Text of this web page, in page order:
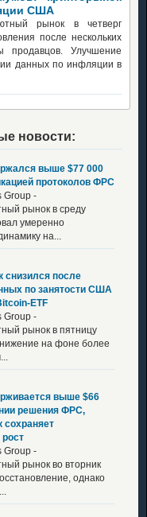
США
рынок в четверг
после нескольких
продавцов. Улучшение
данных по инфляции в
новости:
выше $77 000
протоколов ФРС
Group -
рынок в среду
умеренно
на...
снизился после
по занятости США
ETF
Group -
рынок в пятницу
на фоне более
выше $66
решения ФРС,
сохраняет
Group -
рынок во вторник
однако